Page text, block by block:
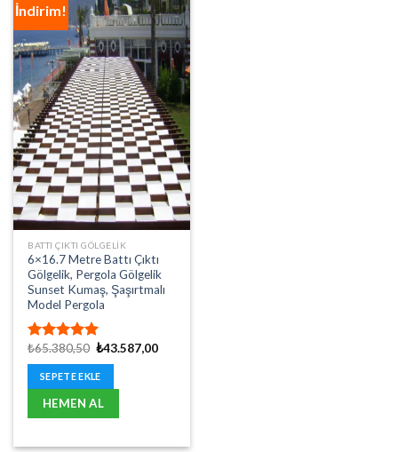
İndirim!
BATTI ÇIKTI GÖLGELIK
6×16.7 Metre Battı Çıktı
Gölgelik, Pergola Gölgelik
Sunset Kumaş, Şaşırtmalı
Model Pergola
5 üzerinden
5.00oy
aldı
₺65.380,50 Orijinal
₺65.380,50.
₺43.587,00Şu
SEPETE EKLE
HEMEN AL